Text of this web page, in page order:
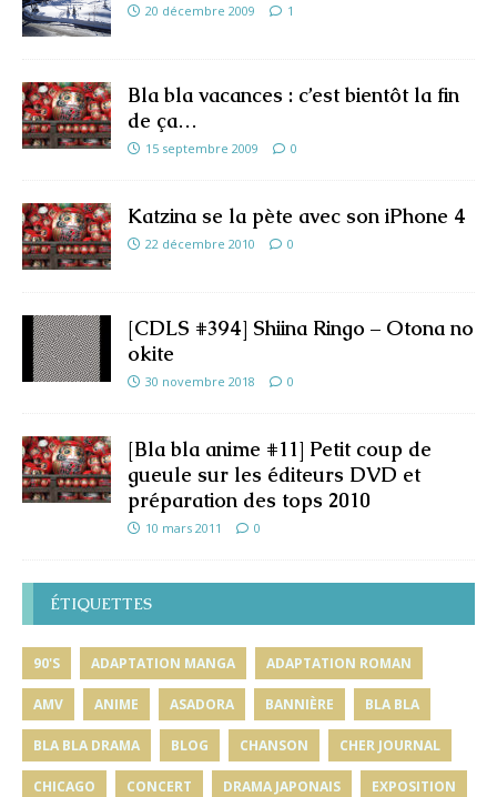
20 décembre 2009 1
Bla bla vacances : c’est bientôt la fin
de ça…
15 septembre 2009 0
Katzina se la pète avec son iPhone 4
22 décembre 2010 0
[CDLS #394] Shiina Ringo – Otona no
okite
30 novembre 2018 0
[Bla bla anime #11] Petit coup de
gueule sur les éditeurs DVD et
préparation des tops 2010
10 mars 2011 0
ÉTIQUETTES
90'S ADAPTATION MANGA ADAPTATION ROMAN
AMV ANIME ASADORA BANNIÈRE BLA BLA
BLA BLA DRAMA BLOG CHANSON CHER JOURNAL
CHICAGO CONCERT DRAMA JAPONAIS EXPOSITION